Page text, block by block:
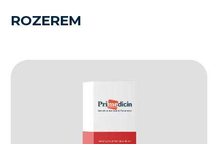
ROZEREM